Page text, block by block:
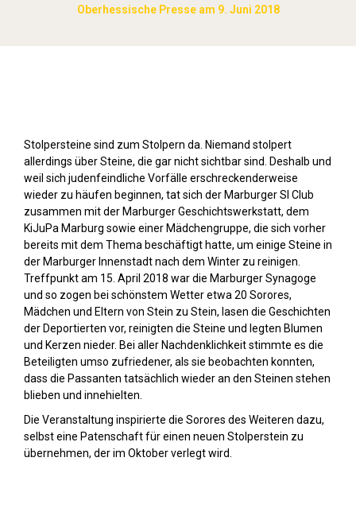
Oberhessische Presse am 9. Juni 2018
Stolpersteine sind zum Stolpern da. Niemand stolpert
allerdings über Steine, die gar nicht sichtbar sind. Deshalb und
weil sich judenfeindliche Vorfälle erschreckenderweise
wieder zu häufen beginnen, tat sich der Marburger SI Club
zusammen mit der Marburger Geschichtswerkstatt, dem
KiJuPa Marburg sowie einer Mädchengruppe, die sich vorher
bereits mit dem Thema beschäftigt hatte, um einige Steine in
der Marburger Innenstadt nach dem Winter zu reinigen.
Treffpunkt am 15. April 2018 war die Marburger Synagoge
und so zogen bei schönstem Wetter etwa 20 Sorores,
Mädchen und Eltern von Stein zu Stein, lasen die Geschichten
der Deportierten vor, reinigten die Steine und legten Blumen
und Kerzen nieder. Bei aller Nachdenklichkeit stimmte es die
Beteiligten umso zufriedener, als sie beobachten konnten,
dass die Passanten tatsächlich wieder an den Steinen stehen
blieben und innehielten.
Die Veranstaltung inspirierte die Sorores des Weiteren dazu,
selbst eine Patenschaft für einen neuen Stolperstein zu
übernehmen, der im Oktober verlegt wird.